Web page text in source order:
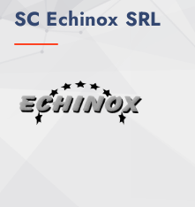
SC Echinox SRL